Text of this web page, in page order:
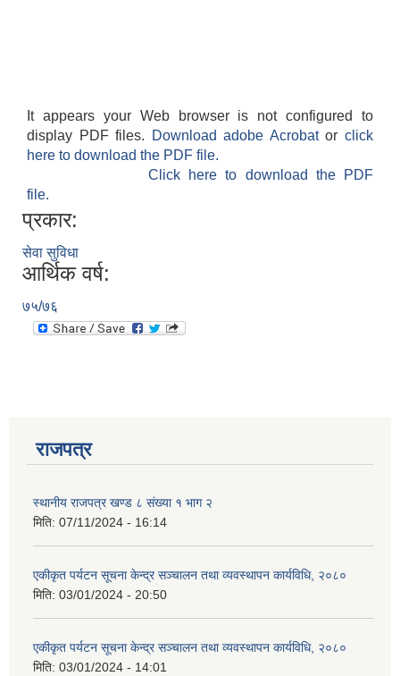
It appears your Web browser is not configured to
display PDF files.
Download adobe Acrobatorclick
here to download the PDF file.
Click here to download the PDF
file.
प्रकार:
सेवा सुविधा
आर्थिक वर्ष:
७५/७६
राजपत्र
स्थानीय राजपत्र खण्ड ८ संख्या १ भाग २
मिति: 07/11/2024 - 16:14
एकीकृत पर्यटन सूचना केन्द्र सञ्चालन तथा व्यवस्थापन कार्यविधि, २०८०
मिति: 03/01/2024 - 20:50
एकीकृत पर्यटन सूचना केन्द्र सञ्चालन तथा व्यवस्थापन कार्यविधि, २०८०
मिति: 03/01/2024 - 14:01